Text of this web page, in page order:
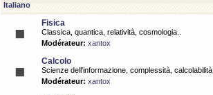
Italiano
Fisica
Classica, quantica, relatività, cosmologia..
Modérateur: xantox
Calcolo
Scienze dell'informazione, complessità, calcolabilità..
Modérateur: xantox